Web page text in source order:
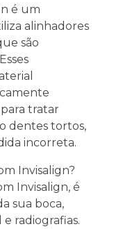
é um
alinhadores
são
tratar
dentes tortos,
incorreta.
Invisalign?
Invisalign, é
sua boca,
radiografias.